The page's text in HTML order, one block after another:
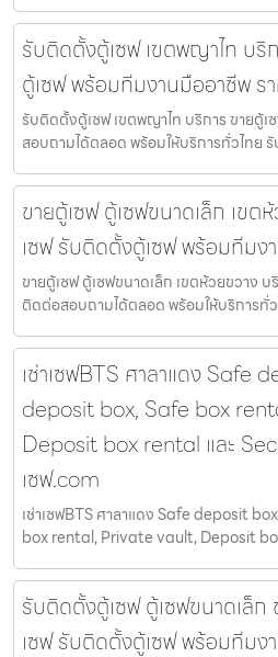
รับติดตั้งตู้เซฟ เขตพญาไท บริ
ตู้เซฟ พร้อมทีมงานมืออาชีพ ร
รับติดตั้งตู้เซฟ เขตพญาไท บริการ ขายตู้
สอบถามได้ตลอด พร้อมให้บริการทั่วไทย
ขายตู้เซฟ ตู้เซฟขนาดเล็ก เขต
เซฟ รับติดตั้งตู้เซฟ พร้อมทีมง
ขายตู้เซฟ ตู้เซฟขนาดเล็ก เขตห้วยขวาง
ติดต่อสอบถามได้ตลอด พร้อมให้บริการทั่ว
เช่าเซฟBTS ศาลาแดง Safe
deposit box, Safe box
Deposit box rental และ
เซฟ.com
เช่าเซฟBTS ศาลาแดง Safe deposit
box rental, Private vault, Deposit
รับติดตั้งตู้เซฟ ตู้เซฟขนาดเล็
เซฟ รับติดตั้งตู้เซฟ พร้อมทีมง